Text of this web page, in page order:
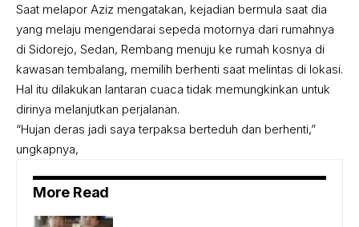
Saat melapor Aziz mengatakan, kejadian bermula saat dia
yang melaju mengendarai sepeda motornya dari rumahnya
di Sidorejo, Sedan, Rembang menuju ke rumah kosnya di
kawasan tembalang, memilih berhenti saat melintas di lokasi.
Hal itu dilakukan lantaran cuaca tidak memungkinkan untuk
dirinya melanjutkan perjalanan.
“Hujan deras jadi saya terpaksa berteduh dan berhenti,”
ungkapnya,
More Read